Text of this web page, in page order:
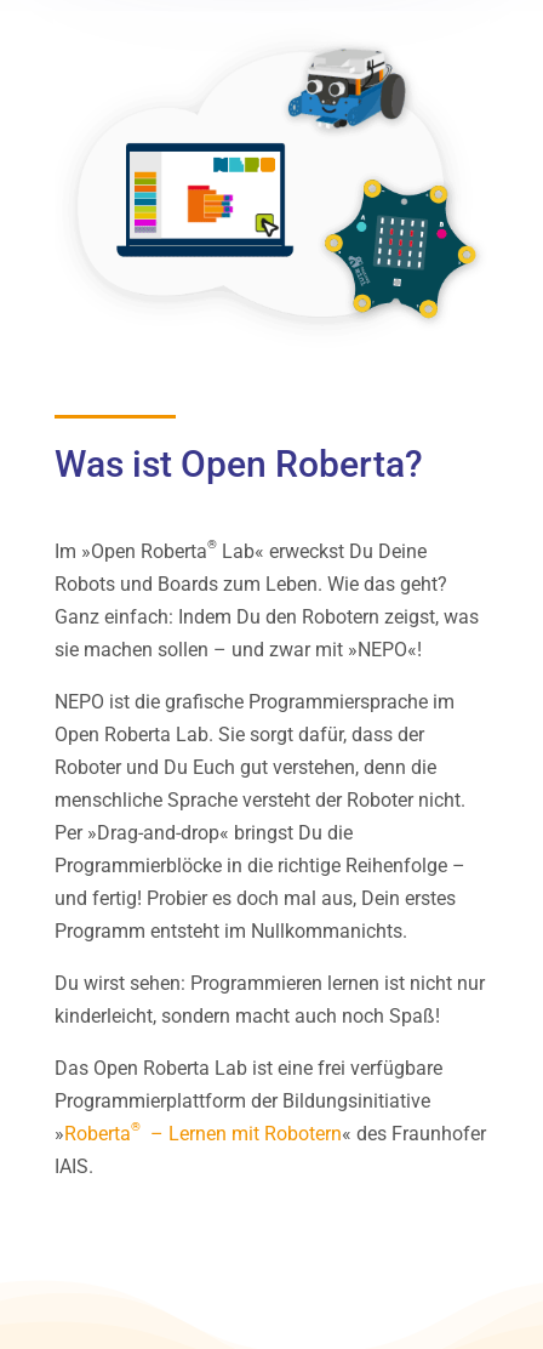
Was ist Open Roberta?
Im »Open Roberta®Lab« erweckst Du Deine
Robots und Boards zum Leben. Wie das geht?
Ganz einfach: Indem Du den Robotern zeigst, was
sie machen sollen – und zwar mit »NEPO«!
NEPO ist die grafische Programmiersprache im
Open Roberta Lab. Sie sorgt dafür, dass der
Roboter und Du Euch gut verstehen, denn die
menschliche Sprache versteht der Roboter nicht.
Per »Drag-and-drop« bringst Du die
Programmierblöcke in die richtige Reihenfolge –
und fertig! Probier es doch mal aus, Dein erstes
Programm entsteht im Nullkommanichts.
Du wirst sehen: Programmieren lernen ist nicht nur
kinderleicht, sondern macht auch noch Spaß!
Das Open Roberta Lab ist eine frei verfügbare
Programmierplattform der Bildungsinitiative
»Roberta®– Lernen mit Robotern« des Fraunhofer
IAIS.